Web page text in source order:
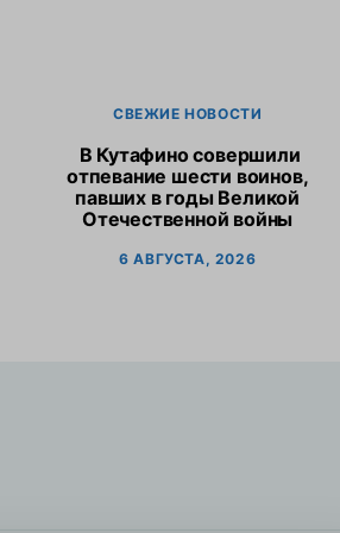
СВЕЖИЕ НОВОСТИ
В Кутафино совершили
отпевание шести воинов,
павших в годы Великой
Отечественной войны
6 АВГУСТА, 2026